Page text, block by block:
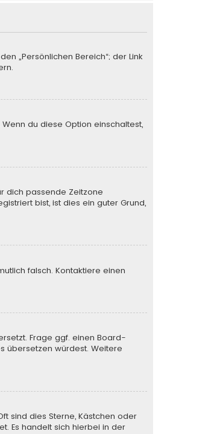
„Persönlichen Bereich“; der Link
du diese Option einschaltest,
dich passende Zeitzone
bist, ist dies ein guter Grund,
falsch. Kontaktiere einen
Frage ggf. einen Board-
übersetzen würdest. Weitere
sind dies Sterne, Kästchen oder
Es handelt sich hierbei in der